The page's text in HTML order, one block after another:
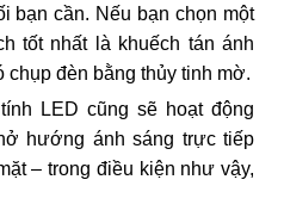
bạn cần. Nếu bạn chọn một
tốt nhất là khuếch tán ánh
chụp đèn bằng thủy tinh mờ.
LED cũng sẽ hoạt động
hướng ánh sáng trực tiếp
– trong điều kiện như vậy,